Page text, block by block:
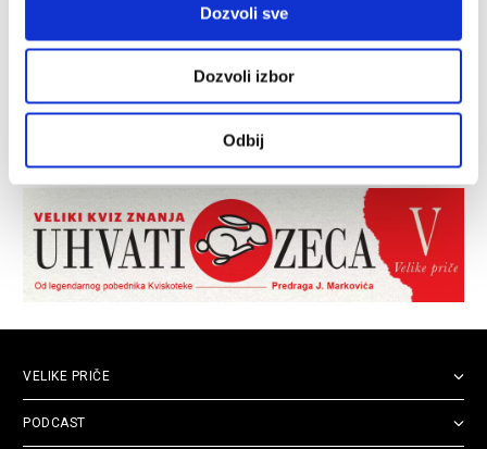
Dozvoli sve
Dozvoli izbor
Odbij
VELIKE PRIČE
PODCAST